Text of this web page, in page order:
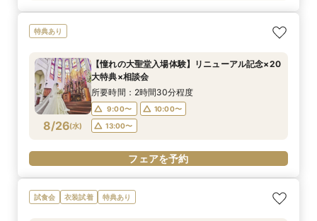
特典あり
8/26(水)
【憧れの大聖堂入場体験】リニューアル記念×20
大特典×相談会
所要時間：2時間30分程度
9:00〜
10:00〜
13:00〜
フェアを予約
試食会 衣装試着 特典あり